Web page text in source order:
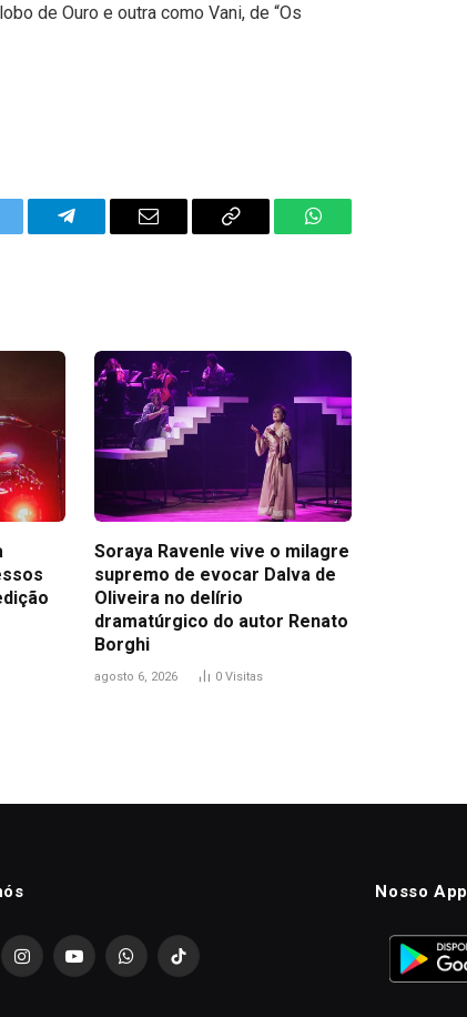
de Ouro e outra como Vani, de “Os
Telegram Email
Copy
WhatsApp
Soraya Ravenle vive o milagre
supremo de evocar Dalva de
Oliveira no delírio
dramatúrgico do autor Renato
Borghi
agosto 6, 2026 0 Visitas
InstagramYouTubeWhatsAppTikTok
Nosso App